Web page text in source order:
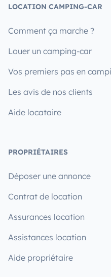
LOCATION CAMPING-CAR
Comment ça marche ?
Louer un camping-car
Vos premiers pas en
Les avis de nos clients
Aide locataire
PROPRIÉTAIRES
Déposer une annonce
Contrat de location
Assurances location
Assistances location
Aide propriétaire